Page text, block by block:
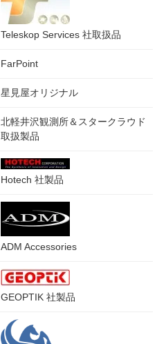
Teleskop Services 社取扱品
FarPoint
星見屋オリジナル
北軽井沢観測所＆スタークラウド
取扱製品
Hotech 社製品
ADM Accessories
GEOPTIK 社製品